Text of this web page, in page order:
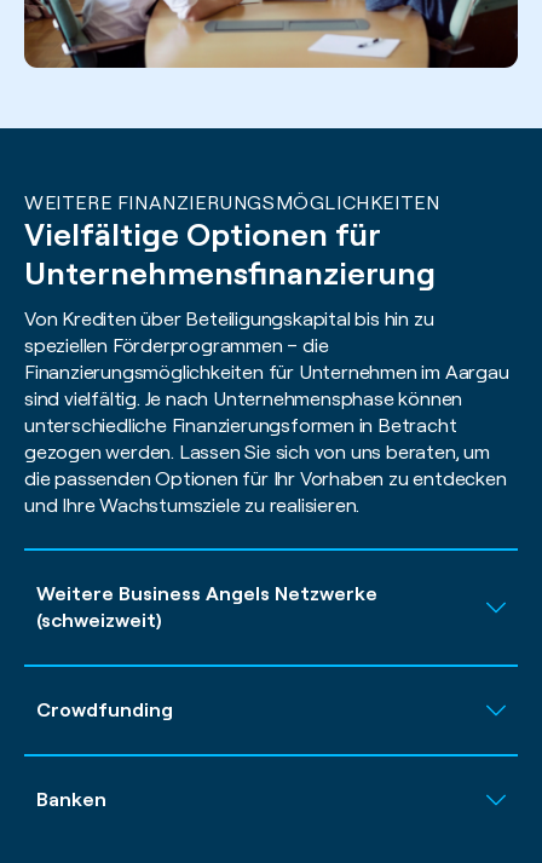
WEITERE FINANZIERUNGSMÖGLICHKEITEN
Vielfältige Optionen für
Unternehmensfinanzierung
Von Krediten über Beteiligungskapital bis hin zu
speziellen Förderprogrammen – die
Finanzierungsmöglichkeiten für Unternehmen im Aargau
sind vielfältig. Je nach Unternehmensphase können
unterschiedliche Finanzierungsformen in Betracht
gezogen werden. Lassen Sie sich von uns beraten, um
die passenden Optionen für Ihr Vorhaben zu entdecken
und Ihre Wachstumsziele zu realisieren.
Weitere Business Angels Netzwerke
(schweizweit)
Crowdfunding
Banken